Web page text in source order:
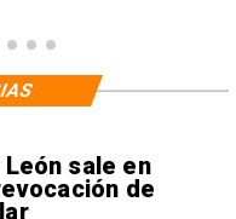
sale en
de